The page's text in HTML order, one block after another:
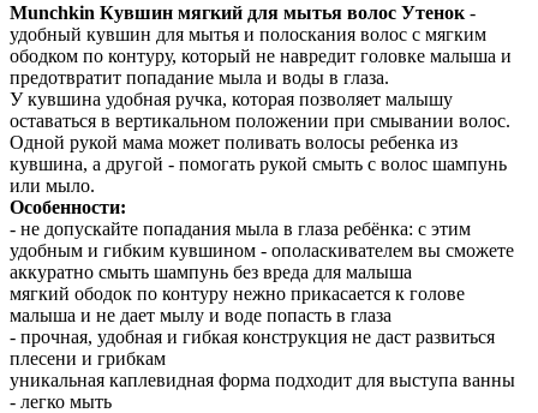
Munchkin Кувшин мягкий для мытья волос Утенок -
удобный кувшин для мытья и полоскания волос с мягким
ободком по контуру, который не навредит головке малыша и
предотвратит попадание мыла и воды в глаза.
У кувшина удобная ручка, которая позволяет малышу
оставаться в вертикальном положении при смывании волос.
Одной рукой мама может поливать волосы ребенка из
кувшина, а другой - помогать рукой смыть с волос шампунь
или мыло.
Особенности:
- не допускайте попадания мыла в глаза ребёнка: с этим
удобным и гибким кувшином - ополаскивателем вы сможете
аккуратно смыть шампунь без вреда для малыша
мягкий ободок по контуру нежно прикасается к голове
малыша и не дает мылу и воде попасть в глаза
- прочная, удобная и гибкая конструкция не даст развиться
плесени и грибкам
уникальная каплевидная форма подходит для выступа ванны
- легко мыть